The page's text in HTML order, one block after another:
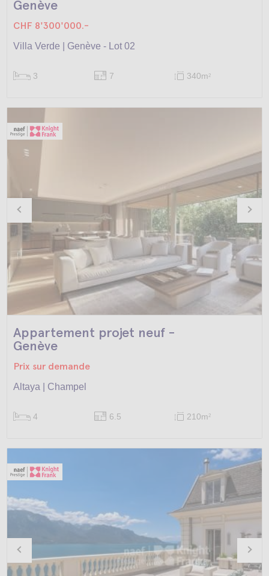
Genève
CHF 8'300'000.-
Villa Verde | Genève - Lot 02
3 7 340m2
Appartement projet neuf -
Genève
Prix sur demande
Altaya | Champel
4 6.5 210m2